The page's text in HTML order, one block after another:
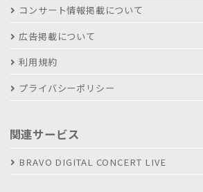
コンサート情報掲載について
広告掲載について
利用規約
プライバシーポリシー
関連サービス
BRAVO DIGITAL CONCERT LIVE